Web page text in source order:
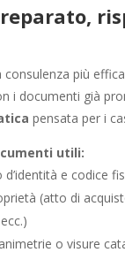
consulenza più
i documenti già
pensata per i
utili:
e codice
(atto di
o visure